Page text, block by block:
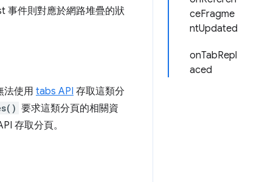
ceFragme
ntUpdated
onTabRepl
aced
事件則對應於網路堆疊的狀
法使用 tabs API 存取這類分
要求這類分頁的相關資
存取分頁。